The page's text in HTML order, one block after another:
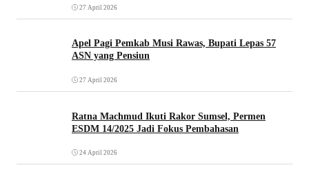
27 April 2026
Apel Pagi Pemkab Musi Rawas, Bupati Lepas 57
ASN yang Pensiun
27 April 2026
Ratna Machmud Ikuti Rakor Sumsel, Permen
ESDM 14/2025 Jadi Fokus Pembahasan
24 April 2026